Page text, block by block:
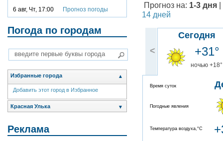
6 авг, Чт, 17:00 Прогноз погоды
Погода по городам
Избранные города ▲
Добавить этот город в Избранное
Красная Улька ▼
Реклама
Прогноз на: 1-3 дня
14 дней
<
Сегодня
+31°
ночью +18°
Время суток
Погодные явления
Температура воздуха,°C